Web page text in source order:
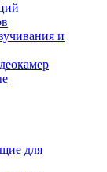
и
для